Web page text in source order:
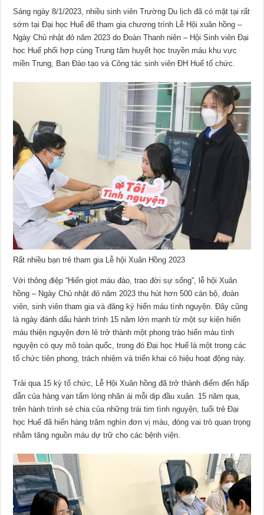
Sáng ngày 8/1/2023, nhiều sinh viên Trường Du lịch đã có mặt tại rất
sớm tại Đại học Huế để tham gia chương trình Lễ Hội xuân hồng –
Ngày Chủ nhật đỏ năm 2023 do Đoàn Thanh niên – Hội Sinh viên Đại
học Huế phối hợp cùng Trung tâm huyết học truyền máu khu vực
miền Trung, Ban Đào tạo và Công tác sinh viên ĐH Huế tổ chức.
Rất nhiều bạn trẻ tham gia Lễ hội Xuân Hồng 2023
Với thông điệp “Hiến giọt máu đào, trao đời sự sống”, lễ hội Xuân
hồng – Ngày Chủ nhật đỏ năm 2023 thu hút hơn 500 cán bộ, đoàn
viên, sinh viên tham gia và đăng ký hiến máu tình nguyện. Đây cũng
là ngày đánh dấu hành trình 15 năm lớn mạnh từ một sự kiện hiến
máu thiện nguyện đơn lẻ trở thành một phong trào hiến máu tình
nguyện có quy mô toàn quốc, trong đó Đại học Huế là một trong các
tổ chức tiên phong, trách nhiệm và triển khai có hiệu hoạt động này.
Trải qua 15 kỳ tổ chức, Lễ Hội Xuân hồng đã trở thành điểm đến hấp
dẫn của hàng vạn tấm lòng nhân ái mỗi dịp đầu xuân. 15 năm qua,
trên hành trình sẻ chia của những trái tim tình nguyện, tuổi trẻ Đại
học Huế đã hiến hàng trăm nghìn đơn vị máu, đóng vai trò quan trọng
nhằm tăng nguồn máu dự trữ cho các bệnh viện.